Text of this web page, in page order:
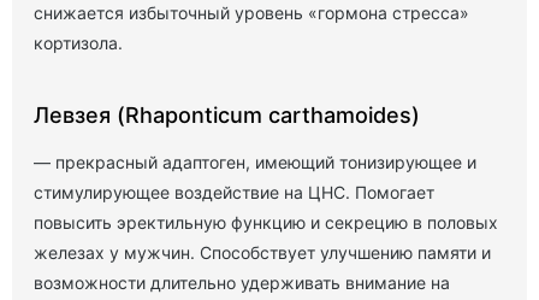
снижается избыточный уровень «гормона стресса»
кортизола.
Левзея (Rhaponticum carthamoides)
— прекрасный адаптоген, имеющий тонизирующее и
стимулирующее воздействие на ЦНС. Помогает
повысить эректильную функцию и секрецию в половых
железах у мужчин. Способствует улучшению памяти и
возможности длительно удерживать внимание на